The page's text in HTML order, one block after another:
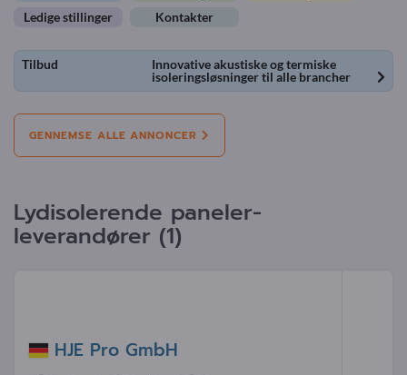
Ledige stillinger
Kontakter
Tilbud
Innovative akustiske og termiske
isoleringsløsninger til alle brancher
GENNEMSE ALLE ANNONCER
Lydisolerende paneler-
leverandører (1)
HJE Pro GmbH